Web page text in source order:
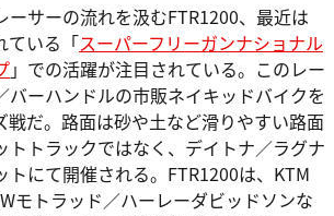
ーサーの流れを汲むFTR1200、最近は
ている「スーパーフリーガンナショナル
」での活躍が注目されている。このレー
バーハンドルの市販ネイキッドバイクを
戦だ。路面は砂や土など滑りやすい路面
トトラックではなく、デイトナ／ラグナ
トにて開催される。FTR1200は、KTM
モトラッド／ハーレーダビッドソンな